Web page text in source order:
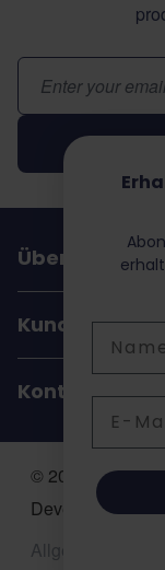
E-Mail-Adresse
Über
Kontakt
© 2026
Development by
Allgemeine